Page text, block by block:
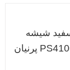
شیشه
ای PS4106 W پرنیان